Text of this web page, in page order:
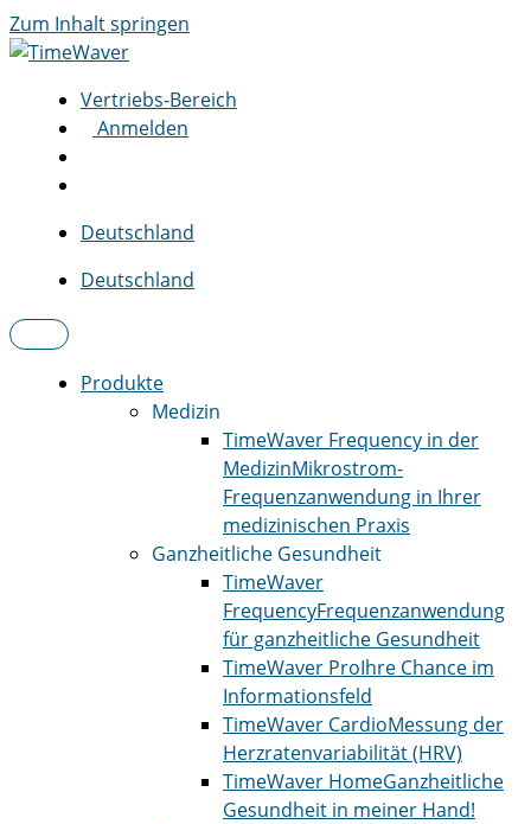
Zum Inhalt springen
Vertriebs-Bereich
Anmelden
Deutschland
Deutschland
Produkte
Medizin
TimeWaver Frequency in der
MedizinMikrostrom-
Frequenzanwendung in Ihrer
medizinischen Praxis
Ganzheitliche Gesundheit
TimeWaver
FrequencyFrequenzanwendung
für ganzheitliche Gesundheit
TimeWaver ProIhre Chance im
Informationsfeld
TimeWaver CardioMessung der
Herzratenvariabilität (HRV)
TimeWaver HomeGanzheitliche
Gesundheit in meiner Hand!